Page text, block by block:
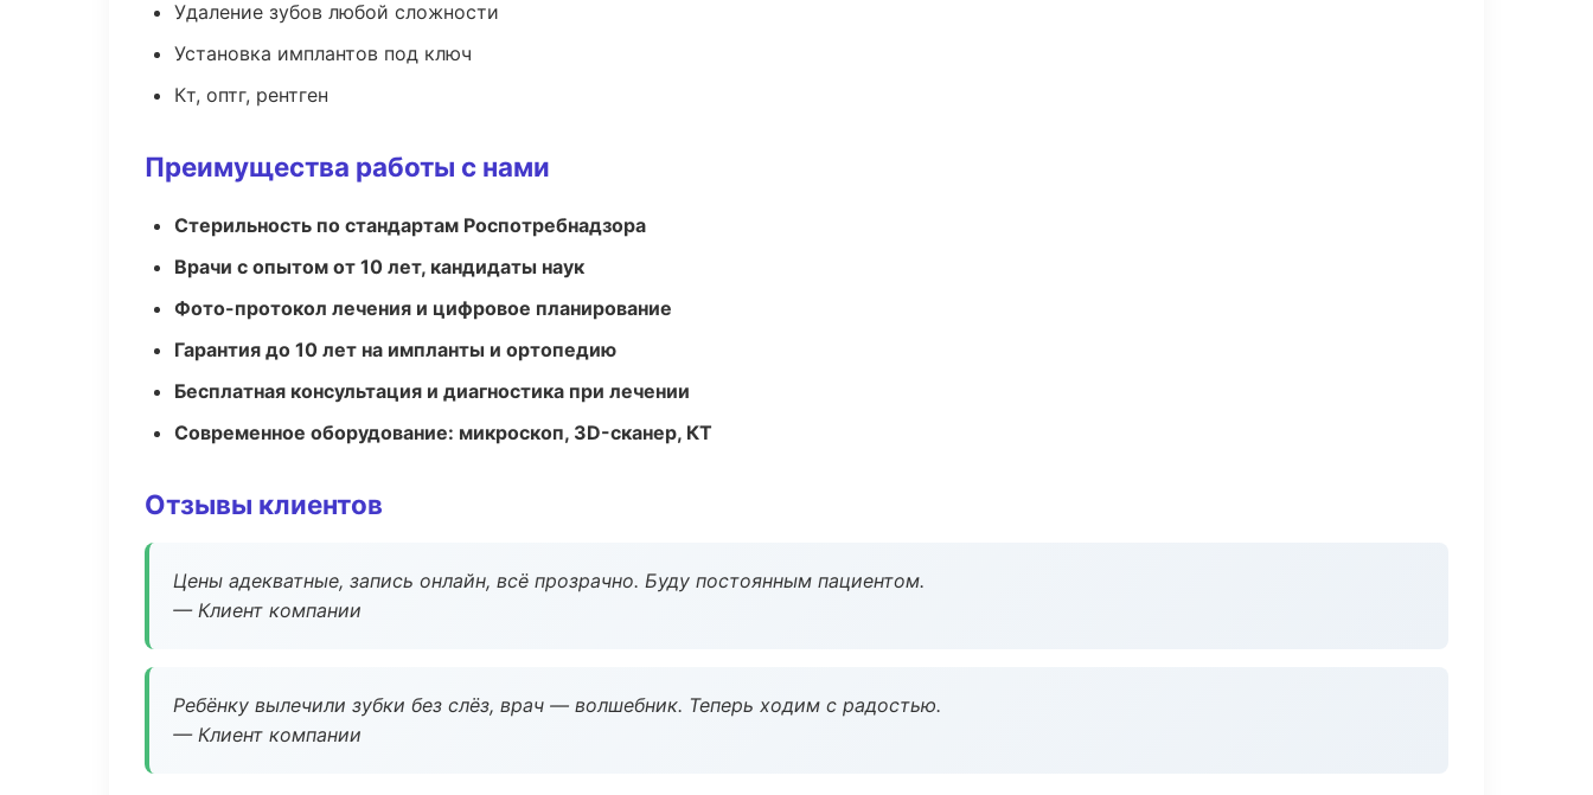
Удаление зубов любой сложности
Установка имплантов под ключ
Кт, оптг, рентген
Преимущества работы с нами
Стерильность по стандартам Роспотребнадзора
Врачи с опытом от 10 лет, кандидаты наук
Фото-протокол лечения и цифровое планирование
Гарантия до 10 лет на импланты и ортопедию
Бесплатная консультация и диагностика при лечении
Современное оборудование: микроскоп, 3D-сканер, КТ
Отзывы клиентов
Цены адекватные, запись онлайн, всё прозрачно. Буду постоянным пациентом.
— Клиент компании
Ребёнку вылечили зубки без слёз, врач — волшебник. Теперь ходим с радостью.
— Клиент компании